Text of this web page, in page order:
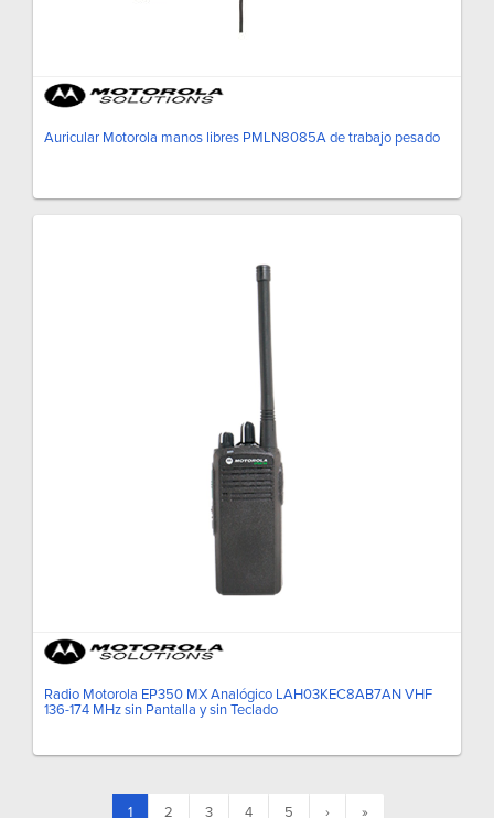
Auricular Motorola manos libres PMLN8085A de trabajo pesado
Radio Motorola EP350 MX Analógico LAH03KEC8AB7AN VHF
136-174 MHz sin Pantalla y sin Teclado
1(current)
2 3 4 5 › »